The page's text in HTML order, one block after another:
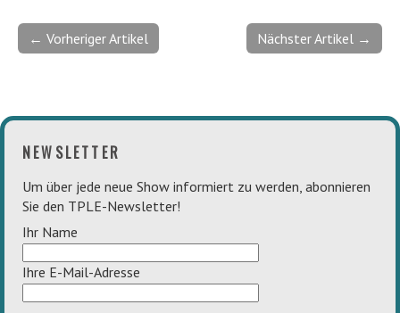
Nächster Artikel →
← Vorheriger Artikel
NEWSLETTER
Um über jede neue Show informiert zu werden, abonnieren
Sie den TPLE-Newsletter!
Ihr Name
Ihre E-Mail-Adresse